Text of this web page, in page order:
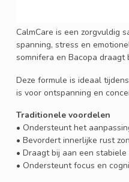
CalmCare is een zorgvuldig
spanning, stress en
somnifera en Bacopa draagt
Deze formule is ideaal
is voor ontspanning en
Traditionele voordelen
• Ondersteunt het
• Bevordert innerlijke rust
• Draagt bij aan een
• Ondersteunt focus en